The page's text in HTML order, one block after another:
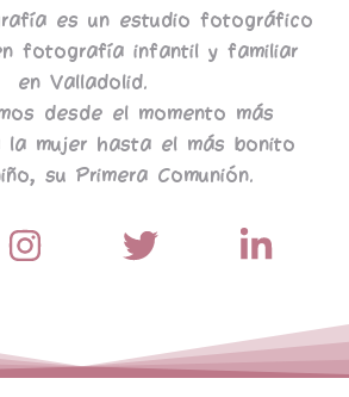
es un estudio fotográfico
fotografía infantil y familiar
en Valladolid.
desde el momento más
la mujer hasta el más bonito
su Primera Comunión.